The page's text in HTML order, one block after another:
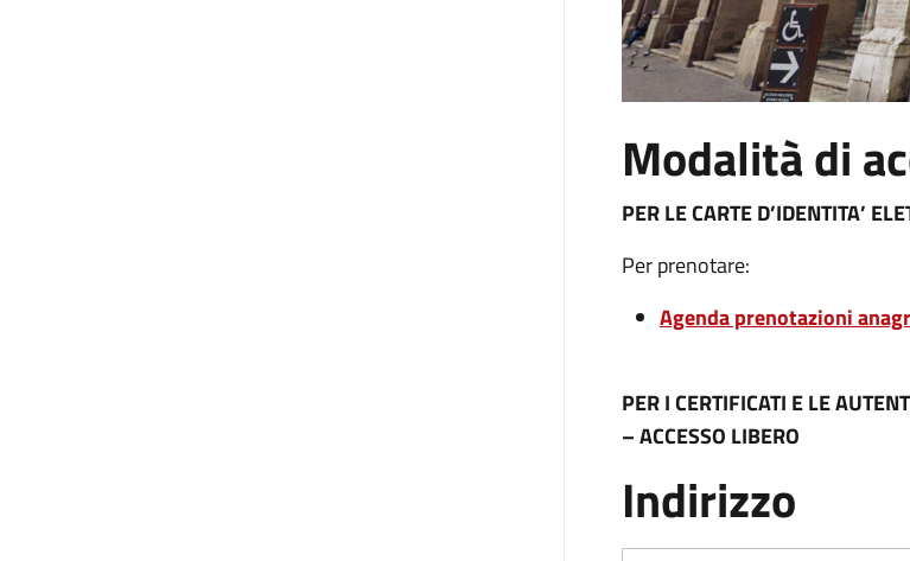
Modalità di
PER LE CARTE D’IDENTITA’
Per prenotare:
Agenda prenotazioni
PER I CERTIFICATI E LE
– ACCESSO LIBERO
Indirizzo